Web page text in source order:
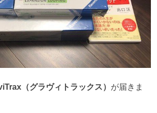
（グラヴィトラックス） が届きま